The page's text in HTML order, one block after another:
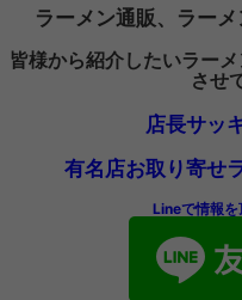
ラーメン通販、ラー
皆様から紹介したいラー
させ
店長サッ
有名店お取り寄せ
Lineで情報を